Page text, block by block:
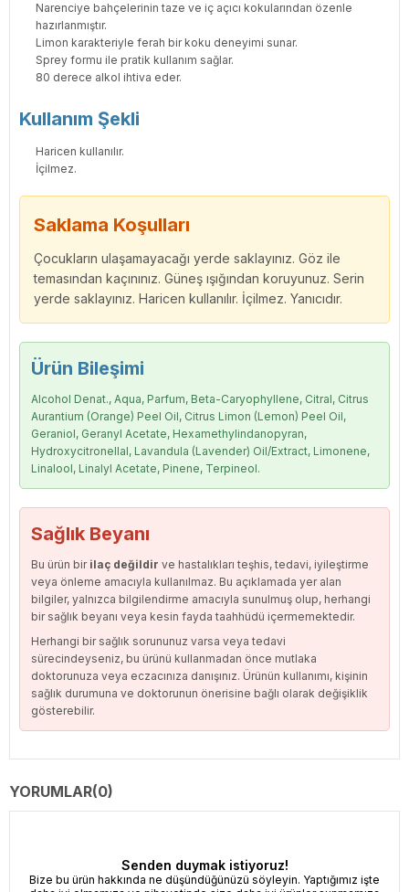
Narenciye bahçelerinin taze ve iç açıcı kokularından özenle
hazırlanmıştır.
Limon karakteriyle ferah bir koku deneyimi sunar.
Sprey formu ile pratik kullanım sağlar.
80 derece alkol ihtiva eder.
Kullanım Şekli
Haricen kullanılır.
İçilmez.
Saklama Koşulları
Çocukların ulaşamayacağı yerde saklayınız. Göz ile
temasından kaçınınız. Güneş ışığından koruyunuz. Serin
yerde saklayınız. Haricen kullanılır. İçilmez. Yanıcıdır.
Ürün Bileşimi
Alcohol Denat., Aqua, Parfum, Beta-Caryophyllene, Citral, Citrus
Aurantium (Orange) Peel Oil, Citrus Limon (Lemon) Peel Oil,
Geraniol, Geranyl Acetate, Hexamethylindanopyran,
Hydroxycitronellal, Lavandula (Lavender) Oil/Extract, Limonene,
Linalool, Linalyl Acetate, Pinene, Terpineol.
Sağlık Beyanı
Bu ürün bir ilaç değildir ve hastalıkları teşhis, tedavi, iyileştirme
veya önleme amacıyla kullanılmaz. Bu açıklamada yer alan
bilgiler, yalnızca bilgilendirme amacıyla sunulmuş olup, herhangi
bir sağlık beyanı veya kesin fayda taahhüdü içermemektedir.
Herhangi bir sağlık sorununuz varsa veya tedavi
sürecindeyseniz, bu ürünü kullanmadan önce mutlaka
doktorunuza veya eczacınıza danışınız. Ürünün kullanımı, kişinin
sağlık durumuna ve doktorunun önerisine bağlı olarak değişiklik
gösterebilir.
YORUMLAR(0)
Senden duymak istiyoruz!
Bize bu ürün hakkında ne düşündüğünüzü söyleyin. Yaptığımız işte